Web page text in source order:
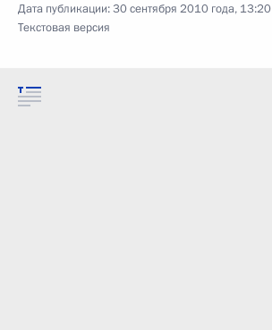
Дата публикации:30 сентября 2010 года, 13:20
Текстовая версия